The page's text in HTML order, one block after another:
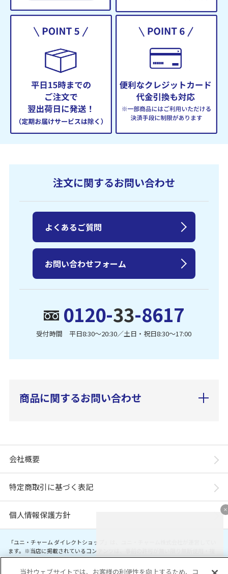
注文に関するお問い合わせ
0120-33-8617
受付時間 平日8:30〜20:30／土日・祝日8:30〜17:00
よくあるご質問
お問い合わせフォーム
商品に関するお問い合わせ
会社概要
特定商取引に基づく表記
個人情報保護方針
「ユニ・チャーム ダイレクトショップ」は、ユニ・チャーム株式会社が運営してい
ます。※当店に掲載されているコンテンツは、事前の許可が無い限り無断使用・複
製・転載を禁じます。
当社ウェブサイトでは、お客様の利便性を向上するため、コ